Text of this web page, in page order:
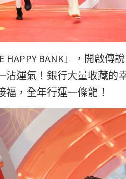
BANK」，開啟傳
運氣！銀行大量收藏的
，全年行運一條龍！